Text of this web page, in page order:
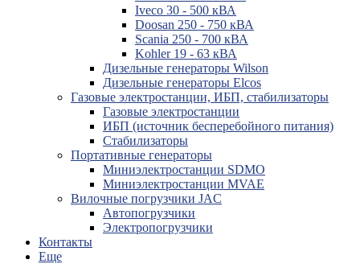
Iveco 30 - 500 кВА
Doosan 250 - 750 кВА
Scania 250 - 700 кВА
Kohler 19 - 63 кВА
Дизельные генераторы Wilson
Дизельные генераторы Elcos
Газовые электростанции, ИБП, стабилизаторы
Газовые электростанции
ИБП (источник бесперебойного питания)
Стабилизаторы
Портативные генераторы
Миниэлектростанции SDMO
Миниэлектростанции MVAE
Вилочные погрузчики JAC
Авто­погрузчики
Электро­погрузчики
Контакты
Еще